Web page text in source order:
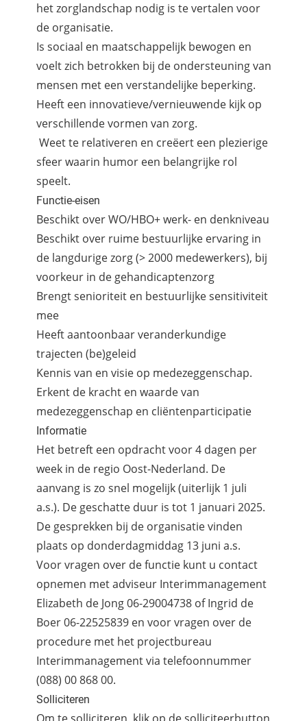
het zorglandschap nodig is te vertalen voor
de organisatie.
Is sociaal en maatschappelijk bewogen en
voelt zich betrokken bij de ondersteuning van
mensen met een verstandelijke beperking.
Heeft een innovatieve/vernieuwende kijk op
verschillende vormen van zorg.
Weet te relativeren en creëert een plezierige
sfeer waarin humor een belangrijke rol
speelt.
Functie-eisen
Beschikt over WO/HBO+ werk- en denkniveau
Beschikt over ruime bestuurlijke ervaring in
de langdurige zorg (> 2000 medewerkers), bij
voorkeur in de gehandicaptenzorg
Brengt senioriteit en bestuurlijke sensitiviteit
mee
Heeft aantoonbaar veranderkundige
trajecten (be)geleid
Kennis van en visie op medezeggenschap.
Erkent de kracht en waarde van
medezeggenschap en cliëntenparticipatie
Informatie
Het betreft een opdracht voor 4 dagen per
week in de regio Oost-Nederland. De
aanvang is zo snel mogelijk (uiterlijk 1 juli
a.s.). De geschatte duur is tot 1 januari 2025.
De gesprekken bij de organisatie vinden
plaats op donderdagmiddag 13 juni a.s.
Voor vragen over de functie kunt u contact
opnemen met adviseur Interimmanagement
Elizabeth de Jong 06-29004738 of Ingrid de
Boer 06-22525839 en voor vragen over de
procedure met het projectbureau
Interimmanagement via telefoonnummer
(088) 00 868 00.
Solliciteren
Om te solliciteren, klik op de solliciteerbutton